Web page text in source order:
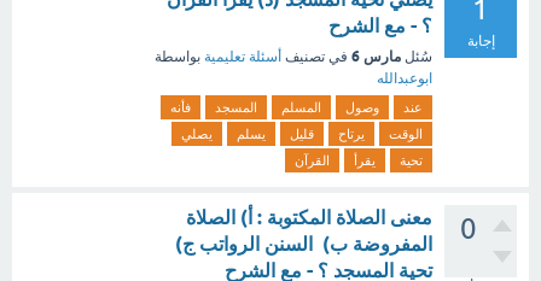
1
إجابة
؟ - مع الشرح
سُئل مارس 6 في تصنيف أسئلة تعليمية بواسطة
ابوعبدالله
عند وصول المسلم المسجد
فأنه
الوقت
يرتاح قليل يسلم
يصلي
تحية
يقرأ القرآن
0
معنى الصلاة المكتوبة : أ) الصلاة
المفروضة ب) السنن الرواتب ج)
تحية المسجد ؟ - مع الشرح